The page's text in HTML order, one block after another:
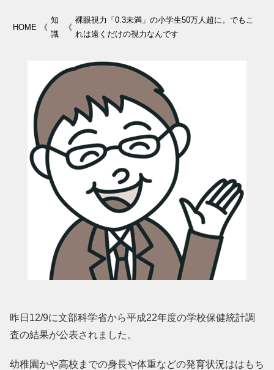
HOME 《
知
識
《
裸眼視力「0.3未満」の小学生50万人超に。でもこ
れは遠くだけの視力なんです
昨日12/9に文部科学省から平成22年度の学校保健統計調
査の結果が公表されました。
幼稚園かや高校までの身長や体重などの発育状況ははもち